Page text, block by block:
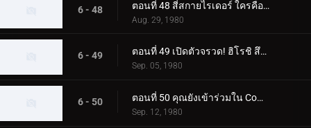
6 - 48 ตอนที่ 48 สี่สกายไรเดอร์ ใครคือตัวจริง
Aug. 29, 1980
6 - 49 ตอนที่ 49 เปิดตัวจรวด! ฮิโรชิ สึคุบะไปที่สุสานอวกาศ
Sep. 05, 1980
6 - 50 ตอนที่ 50 คุณยังเข้าร่วมใน Command Boys' Squad ด้วย!
Sep. 12, 1980